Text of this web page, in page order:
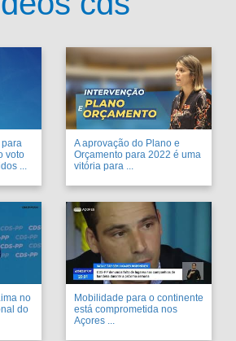
voto
...
A aprovação do Plano e
Orçamento para 2022 é uma
vitória para ...
no
do
Mobilidade para o continente
está comprometida nos
Açores ...